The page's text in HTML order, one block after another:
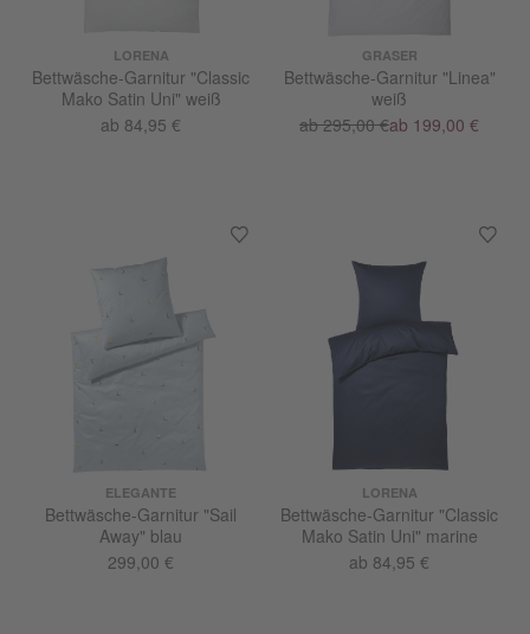
LORENA
Bettwäsche-Garnitur "Classic
Mako Satin Uni" weiß
ab 84,95 €
GRASER
Bettwäsche-Garnitur "Linea"
weiß
ab 295,00 €ab 199,00 €
ELEGANTE
Bettwäsche-Garnitur "Sail
Away" blau
299,00 €
LORENA
Bettwäsche-Garnitur "Classic
Mako Satin Uni" marine
ab 84,95 €